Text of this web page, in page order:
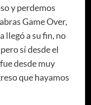
y perdemos
Game Over,
llegó a su fin, no
sí desde el
desde muy
que hayamos